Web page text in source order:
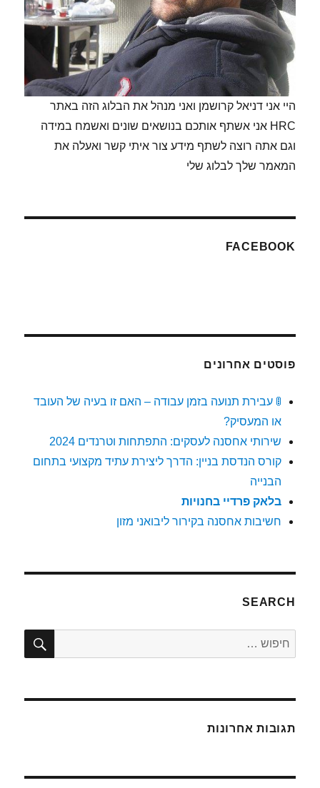
היי אני דניאל קרושמן ואני מנהל את הבלוג הזה באתר
HRC אני אשתף אותכם בנושאים שונים ואשמח במידה
וגם אתה רוצה לשתף מידע צור איתי קשר ואעלה את
המאמר שלך לבלוג שלי
FACEBOOK
פוסטים אחרונים
🚦 עבירת תנועה בזמן עבודה – האם זו בעיה של העובד
או המעסיק?
שירותי אחסנה לעסקים: התפתחות וטרנדים 2024
קורס הנדסת בניין: הדרך ליצירת עתיד מקצועי בתחום
הבנייה
בלאק פרדיי בחנויות
חשיבות אחסנה בקירור ליבואני מזון
SEARCH
חפש:
תגובות אחרונות